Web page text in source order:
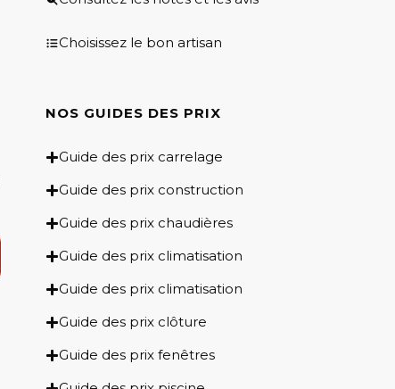
Choisissez le bon artisan
NOS GUIDES DES PRIX​
Guide des prix carrelage
Guide des prix construction
Guide des prix chaudières
Guide des prix climatisation
Guide des prix climatisation
Guide des prix clôture
Guide des prix fenêtres